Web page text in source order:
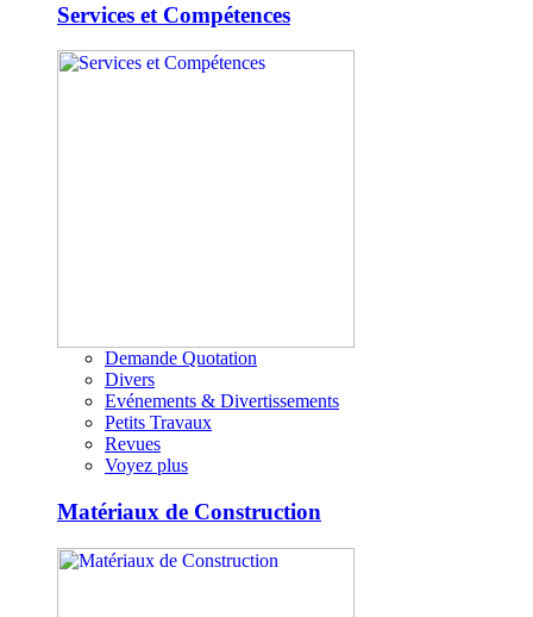
Services et Compétences
Demande Quotation
Divers
Evénements & Divertissements
Petits Travaux
Revues
Voyez plus
Matériaux de Construction